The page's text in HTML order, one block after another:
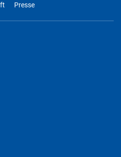
Presse